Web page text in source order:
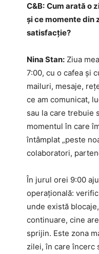
C&B: Cum arată o
și ce momente din
satisfacție?
Nina Stan: Ziua
7:00, cu o cafea și
mailuri, mesaje,
ce am comunicat,
sau la care trebuie
momentul în care
întâmplat „peste
colaboratori,
În jurul orei 9:00
operațională:
unde există
continuare, cine
sprijin. Este zona
zilei, în care încerc